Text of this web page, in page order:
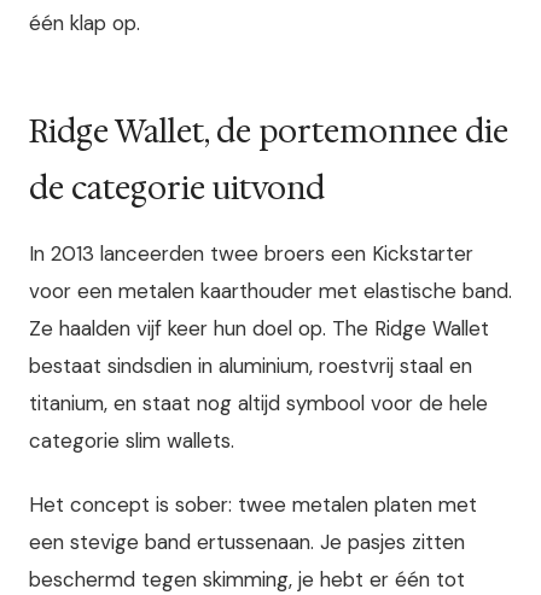
één klap op.
Ridge Wallet, de portemonnee die
de categorie uitvond
In 2013 lanceerden twee broers een Kickstarter
voor een metalen kaarthouder met elastische band.
Ze haalden vijf keer hun doel op. The Ridge Wallet
bestaat sindsdien in aluminium, roestvrij staal en
titanium, en staat nog altijd symbool voor de hele
categorie slim wallets.
Het concept is sober: twee metalen platen met
een stevige band ertussenaan. Je pasjes zitten
beschermd tegen skimming, je hebt er één tot